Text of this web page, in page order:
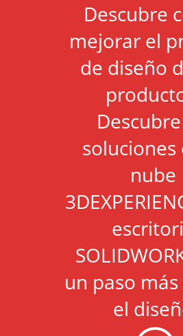
Descubre
mejorar el
de diseño
soluciones
nube
un paso
el